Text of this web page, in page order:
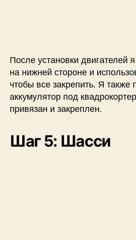
После установки двигателей
на нижней стороне и
чтобы все закрепить. Я также
аккумулятор под
привязан и закреплен.
Шаг 5: Шасси